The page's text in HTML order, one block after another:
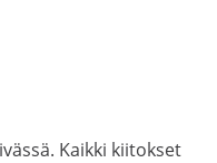
Kaikki kiitokset